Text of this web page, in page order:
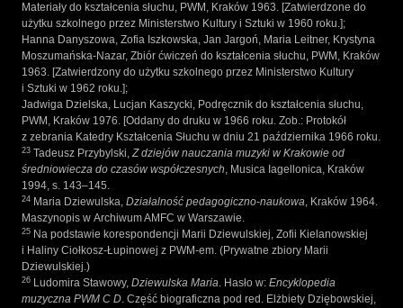
Materiały do kształcenia słuchu, PWM, Kraków 1963. [Zatwierdzone do
użytku szkolnego przez Ministerstwo Kultury i Sztuki w 1960 roku.];
Hanna Danyszowa, Zofia Iszkowska, Jan Jargoń, Maria Leitner, Krystyna
Moszumańska-Nazar, Zbiór ćwiczeń do kształcenia słuchu, PWM, Kraków
1963. [Zatwierdzony do użytku szkolnego przez Ministerstwo Kultury
i Sztuki w 1962 roku.];
Jadwiga Dzielska, Lucjan Kaszycki, Podręcznik do kształcenia słuchu,
PWM, Kraków 1976. [Oddany do druku w 1966 roku. Zob.: Protokół
z zebrania Katedry Kształcenia Słuchu w dniu 21 października 1966 roku.
23 Tadeusz Przybylski,Z dziejów nauczania muzyki w Krakowie od
średniowiecza do czasów współczesnych, Musica Iagellonica, Kraków
1994, s. 143–145.
24 Maria Dziewulska, Działalność pedagogiczno-naukowa, Kraków 1964.
Maszynopis w Archiwum AMFC w Warszawie.
25 Na podstawie korespondencji Marii Dziewulskiej, Zofii Kielanowskiej
i Haliny Ciołkosz-Łupinowej z PWM-em. (Prywatne zbiory Marii
Dziewulskiej.)
26 Ludomira Stawowy, Dziewulska Maria. Hasło w: Encyklopedia
muzyczna PWM C D. Część biograficzna pod red. Elżbiety Dziębowskiej,